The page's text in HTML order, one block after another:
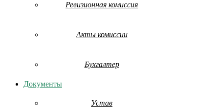
Ревизионная комиссия
Акты комиссии
Бухгалтер
Документы
Устав